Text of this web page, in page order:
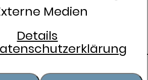
Medien
Details